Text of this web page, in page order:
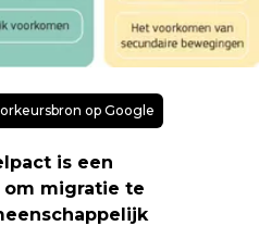
op Google
is een
migratie te